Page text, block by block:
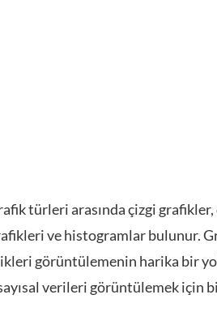
türleri arasında çizgi
ve histogramlar bulunur.
görüntülemenin harika bir
sayısal verileri görüntülemek için